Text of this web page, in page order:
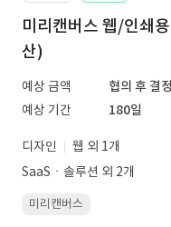
미리캔버스 웹/인쇄
산)
예상 금액
협의 후 결정
예상 기간
180일
디자인
웹 외 1개
SaaSㆍ솔루션 외 2개
미리캔버스